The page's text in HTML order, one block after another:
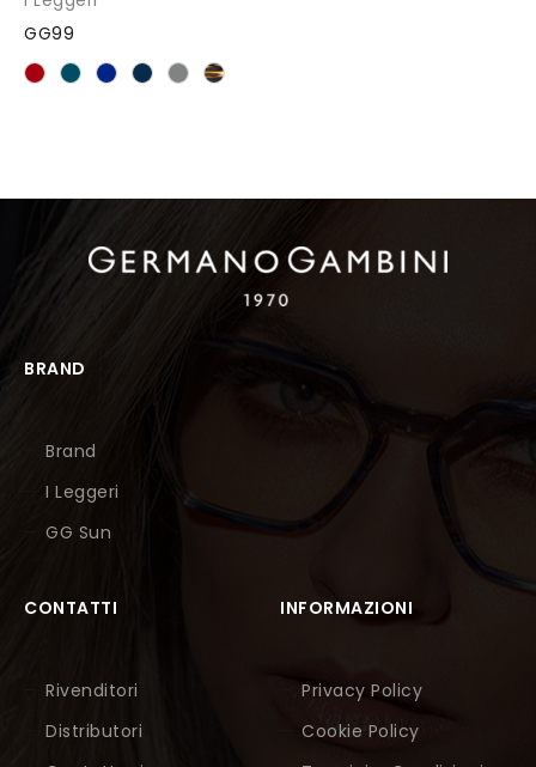
GG99
BRAND
Brand
I Leggeri
GG Sun
CONTATTI
Rivenditori
Distributori
INFORMAZIONI
Privacy Policy
Cookie Policy